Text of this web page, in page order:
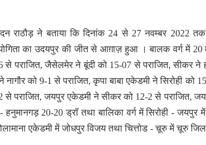
राठौड़ ने बताया कि दिनांक 24 से 27 नवम्बर 2022
का उदयपुर की जीत से आग़ाज़ हुआ । बालक वर्ग में
से पराजित, जैसेलमेर ने बूंदी को 15-07 से पराजित, सीकर
नागौर को 9-1 से पराजित, कृपा बाबा एकेडमी ने सिरोही
से पराजित, जयपुर एकेडमी ने सीकर को 12-2 से पराजित, जय
- हनुमानगड़ 20-20 ड्रॉ तथा बालिका वर्ग में सिरोही -
एकेडमी में जोधपुर विजय तथा चित्तोड - चूरु में चूरु